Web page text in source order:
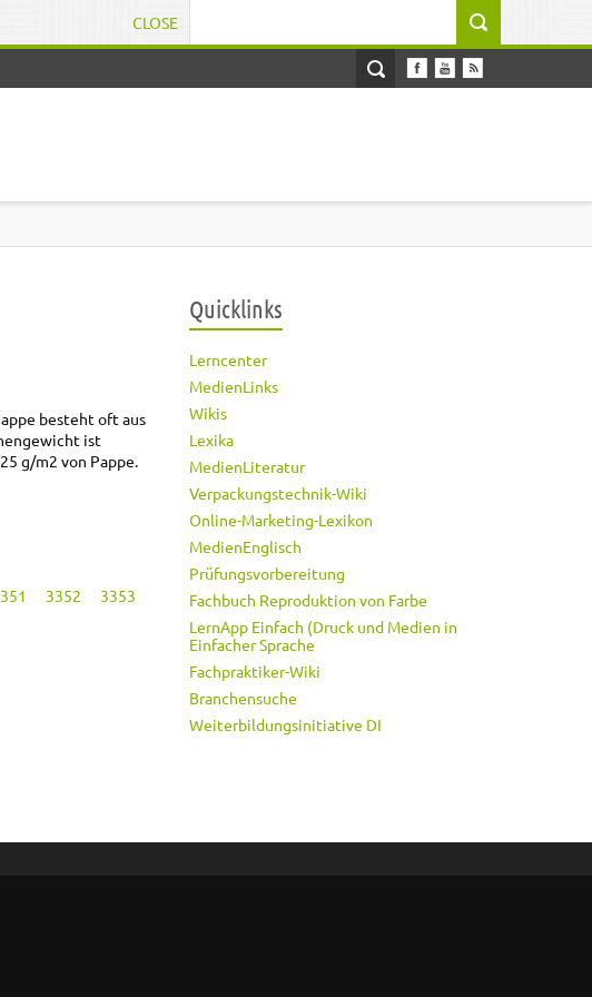
CLOSE
besteht oft aus
ist
g/m2 von Pappe.
3352
3353
Quicklinks
Lerncenter
MedienLinks
Wikis
Lexika
MedienLiteratur
Verpackungstechnik-Wiki
Online-Marketing-Lexikon
MedienEnglisch
Prüfungsvorbereitung
Fachbuch Reproduktion von Farbe
LernApp Einfach (Druck und Medien in
Einfacher Sprache
Fachpraktiker-Wiki
Branchensuche
Weiterbildungsinitiative DI